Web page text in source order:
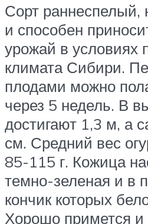
Сорт раннеспелый,
и способен
урожай в условиях
климата Сибири.
плодами можно
через 5 недель. В
достигают 1,3 м, а
см. Средний вес
85-115 г. Кожица
темно-зеленая и в
кончик которых
Хорошо примется и